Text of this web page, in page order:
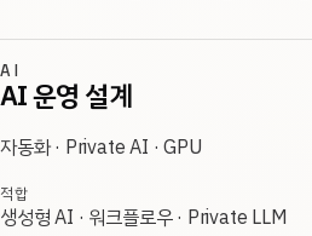
AI
AI 운영 설계
자동화 · Private AI · GPU
적합
생성형 AI · 워크플로우 · Private LLM